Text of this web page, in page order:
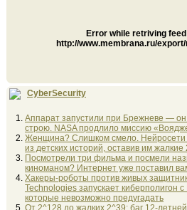
Error while retriving feed
http://www.membrana.ru/export/
CyberSecurity
Аппарат запустили при Брежневе — он
строю. NASA продлило миссию
Женщина? Слишком смело. Нейросети
из детских историй, оставив им жалкие
Посмотрели три фильма и посмели
киноманом? Интернет уже поставил
Хакеры-роботы против живых
Technologies запускает киберполигон
которые невозможно предугадать
От 2^128 до жалких 2^39: баг 12-